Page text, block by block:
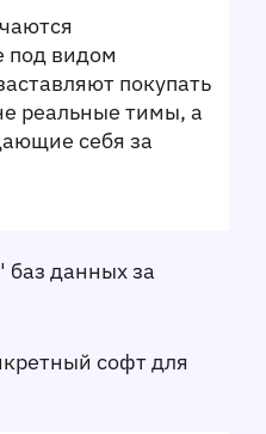
под видом
покупать
реальные тимы, а
себя за
данных за
софт для